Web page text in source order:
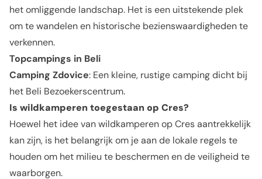
het omliggende landschap. Het is een uitstekende plek
om te wandelen en historische bezienswaardigheden te
verkennen.
Topcampings in Beli
Camping Zdovice: Een kleine, rustige camping dicht bij
het Beli Bezoekerscentrum.
Is wildkamperen toegestaan op Cres?
Hoewel het idee van wildkamperen op Cres aantrekkelijk
kan zijn, is het belangrijk om je aan de lokale regels te
houden om het milieu te beschermen en de veiligheid te
waarborgen.